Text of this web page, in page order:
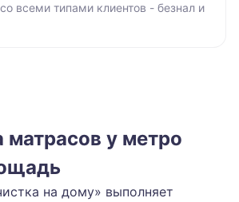
всеми типами клиентов - безнал и
матрасов у метро
на дому» выполняет